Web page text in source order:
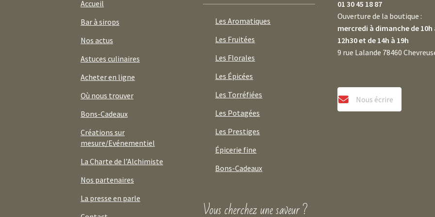
Accueil
Bar à sirops
Nos actus
Astuces culinaires
Acheter en ligne
Où nous trouver
Bons-Cadeaux
Créations sur
mesure/Evénementiel
La Charte de l’Alchimiste
Nos partenaires
La presse en parle
Les Aromatiques
Les Fruitées
Les Florales
Les Épicées
Les Torréfiées
Les Potagées
Les Prestiges
Épicerie fine
Bons-Cadeaux
Vous cherchez une saveur ?
01 30 45 18 87
Ouverture de la boutique :
mercredi à dimanche de 10h
12h30 et de 14h à 19h
9 rue Lalande 78460
Nous écrire